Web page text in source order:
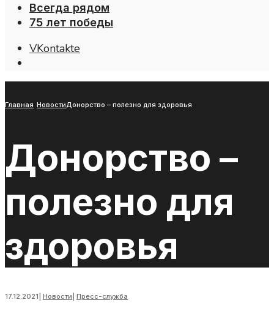
Всегда рядом
75 лет победы
VKontakte
Главная НовостиДонорство – полезно для здоровья
Донорство –
полезно для
здоровья
17.12.2021 Новости Пресс-служба